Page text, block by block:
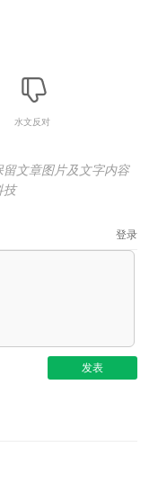
水文反对
文章图片及文字内容
技
登录